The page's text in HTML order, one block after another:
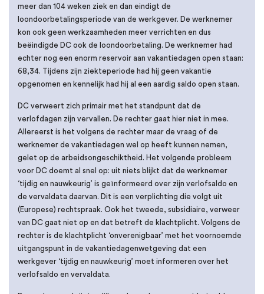
meer dan 104 weken ziek en dan eindigt de
loondoorbetalingsperiode van de werkgever. De werknemer
kon ook geen werkzaamheden meer verrichten en dus
beëindigde DC ook de loondoorbetaling. De werknemer had
echter nog een enorm reservoir aan vakantiedagen open staan:
68,34. Tijdens zijn ziekteperiode had hij geen vakantie
opgenomen en kennelijk had hij al een aardig saldo open staan.
DC verweert zich primair met het standpunt dat de
verlofdagen zijn vervallen. De rechter gaat hier niet in mee.
Allereerst is het volgens de rechter maar de vraag of de
werknemer de vakantiedagen wel op heeft kunnen nemen,
gelet op de arbeidsongeschiktheid. Het volgende probleem
voor DC doemt al snel op: uit niets blijkt dat de werknemer
‘tijdig en nauwkeurig’ is geïnformeerd over zijn verlofsaldo en
de vervaldata daarvan. Dit is een verplichting die volgt uit
(Europese) rechtspraak. Ook het tweede, subsidiaire, verweer
van DC gaat niet op en dat betreft de klachtplicht. Volgens de
rechter is de klachtplicht ‘onverenigbaar’ met het voornoemde
uitgangspunt in de vakantiedagenwetgeving dat een
werkgever ‘tijdig en nauwkeurig’ moet informeren over het
verlofsaldo en vervaldata.